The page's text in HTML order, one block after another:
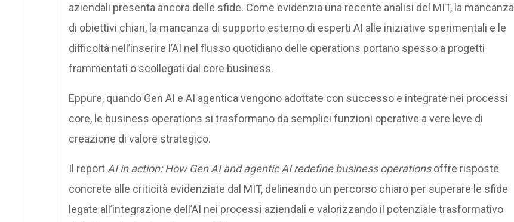
aziendali presenta ancora delle sfide. Come evidenzia una recente analisi del MIT, la mancanza
di obiettivi chiari, la mancanza di supporto esterno di esperti AI alle iniziative sperimentali e le
difficoltà nell’inserire l’AI nel flusso quotidiano delle operations portano spesso a progetti
frammentati o scollegati dal core business.
Eppure, quando Gen AI e AI agentica vengono adottate con successo e integrate nei processi
core, le business operations si trasformano da semplici funzioni operative a vere leve di
creazione di valore strategico.
Il report AI in action: How Gen AI and agentic AI redefine business operationsoffre risposte
concrete alle criticità evidenziate dal MIT, delineando un percorso chiaro per superare le sfide
legate all’integrazione dell’AI nei processi aziendali e valorizzando il potenziale trasformativo